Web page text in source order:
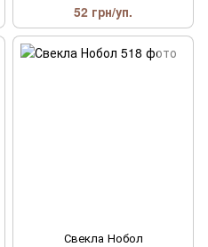
52 грн/уп.
Свекла Нобол